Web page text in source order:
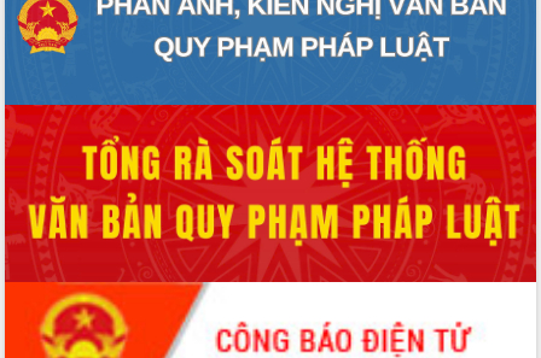
Ứng dụng sinh trắc học - Bước tiến
trong hành trình chuyển đổi số tại Đắk
Lắk
Đảng từ Sổ tay đảng viên điện tử
Đắk Lắk đẩy mạnh nuôi biển công
nghệ, hướng tới phát triển thủy sản
bền vững
Tập huấn nâng cao năng lực triển khai
chuyển đổi số cho cán bộ, công chức
cấp xã
Đắk Lắk phát động hưởng ứng Ngày
Quyền của người tiêu dùng Việt Nam
2026